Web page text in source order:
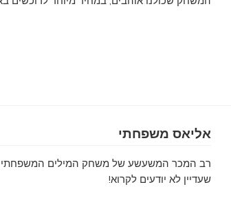
אליאס משפחתי
רב המכר המשעשע של משחק המילים
שעדיין לא יודעים לקרוא!